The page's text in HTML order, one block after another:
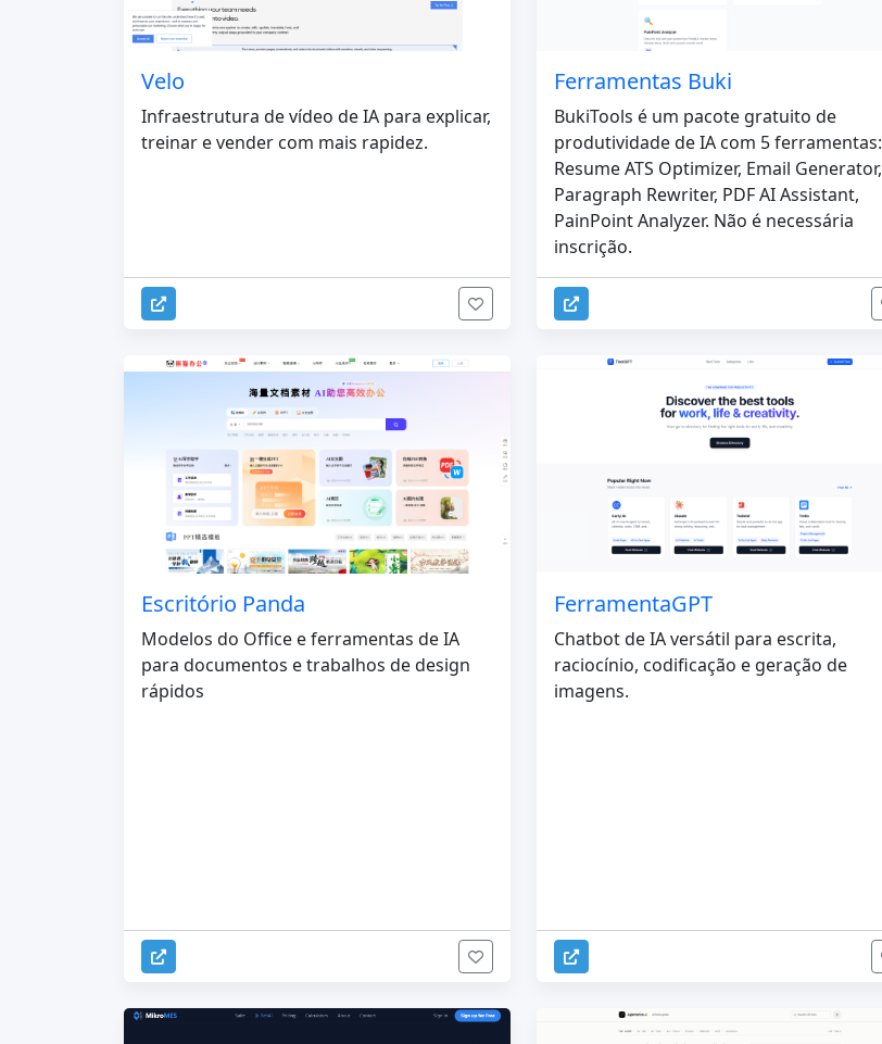
Velo
Infraestrutura de vídeo de IA para explicar,
treinar e vender com mais rapidez.
Ferramentas Buki
BukiTools é um pacote gratuito de
produtividade de IA com 5 ferramentas:
Resume ATS Optimizer, Email Generator,
Paragraph Rewriter, PDF AI Assistant,
PainPoint Analyzer. Não é necessária
inscrição.
Escritório Panda
Modelos do Office e ferramentas de IA
para documentos e trabalhos de design
rápidos
FerramentaGPT
Chatbot de IA versátil para escrita,
raciocínio, codificação e geração de
imagens.